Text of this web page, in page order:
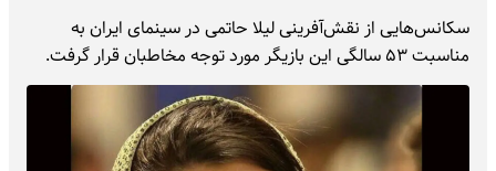
سکانس‌هایی از نقش‌آفرینی لیلا حاتمی در سینمای ایران به
مناسبت ۵۳ سالگی این بازیگر مورد توجه مخاطبان قرار گرفت.